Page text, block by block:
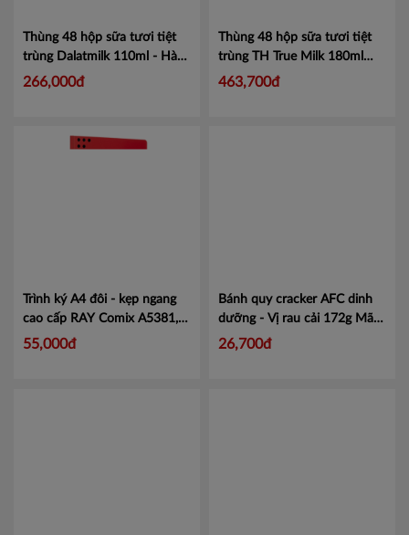
Thùng 48 hộp sữa tươi tiệt
trùng Dalatmilk 110ml - Hàng
chính hãng, date xa
266,000đ
Thùng 48 hộp sữa tươi tiệt
trùng TH True Milk 180ml
socola nguyên chất
463,700đ
Trình ký A4 đôi - kẹp ngang
cao cấp RAY Comix A5381, 5
màu sang trọng
55,000đ
Bánh quy cracker AFC dinh
dưỡng - Vị rau cải 172g Mã
4257573
26,700đ